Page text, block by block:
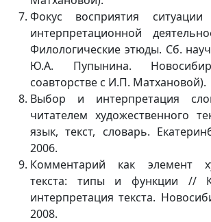
Фокус восприятия
интерпретационной
Филологические этюды. Сб.
Ю.А. Пупынина.
соавторстве с И.П. Матхановой).
Выбор и интерпретация
читателем художественного
язык, текст, словарь.
2006.
Комментарий как элемент
текста: типы и функции //
интерпретация текста.
2008.